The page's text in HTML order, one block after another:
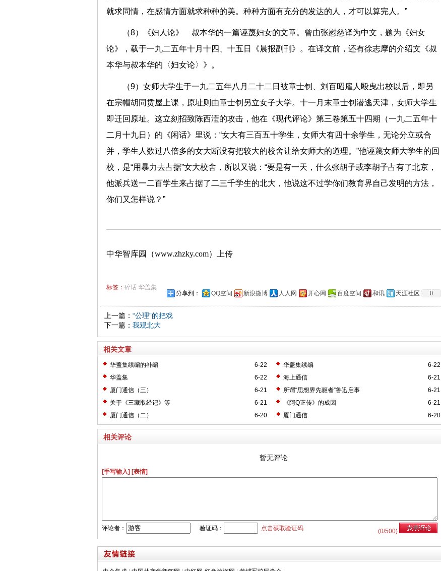
就求同情，在感情方面就求种种的美。种种方面有充分的发达的人，才可以算完人。”
（8）《妇人论》 叔本华的一篇诬蔑妇女的文章。曾由张慰慈译为中文，题为《妇女
论》，载于一九二五年十月十四、十五日《晨报副刊》。在译文前，还有徐志摩的介绍文《叔
本华与叔本华的〈妇女论〉》。
（9）女师大学生于一九二五年八月二十二日被章士钊、刘百昭雇人殴曳出校以后，即另
在宗帽胡同赁屋上课，原址则由章士钊另立女子大学。十一月末章士钊潜逃天津，女师大学生
即迁回原址。这立刻招致陈西滢的攻击，他在《现代评论》第三卷第五十四期（一九二五年十
二月十九日）的《闲话》里说：“女大有三百五十学生，女师大有四十余学生，无论分立或合
并，学生人数过八倍多的女大断没有把较大的校舍让给女师大的道理。”他诬蔑女师大学生的回
校，是“用暴力去占据”女大校舍，所以又说：“要是有一天，什么张胡子或李胡子占有了北京，
他派兵送一二百学生来占据了二三千学生的北大，他说这不过学你们教育界自己发明的方法，
你们又怎样说？”
中华智库园（www.zhzky.com）上传
标签： 碎话 华盖集
分享到：
QQ空间 新浪微博 人人网 开心网 百度空间 和讯 天涯社区 0
上一篇： “公理”的把戏
下一篇： 我观北大
相关文章
6-22
华盖集续编的补编 6-22
华盖集续编
6-22
华盖集 6-21
海上通信
6-21
厦门通信（三） 6-21
所谓“思想界先驱者”鲁迅启事
6-21
关于《三藏取经记》等 6-21
《阿Q正传》的成因
6-20
厦门通信（二） 6-20
厦门通信
相关评论
暂无评论
[手写输入] [表情]
(0/500)
评论者： 验证码： 点击获取验证码